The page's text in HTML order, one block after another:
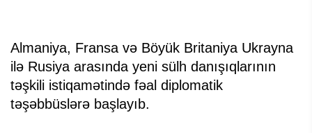
Almaniya, Fransa və Böyük Britaniya Ukrayna
ilə Rusiya arasında yeni sülh danışıqlarının
təşkili istiqamətində fəal diplomatik
təşəbbüslərə başlayıb.